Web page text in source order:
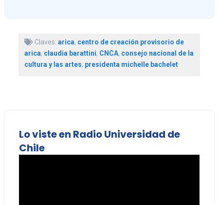
Claves: arica, centro de creación provisorio de
arica, claudia barattini, CNCA, consejo nacional de la
cultura y las artes, presidenta michelle bachelet
Lo viste en Radio Universidad de
Chile